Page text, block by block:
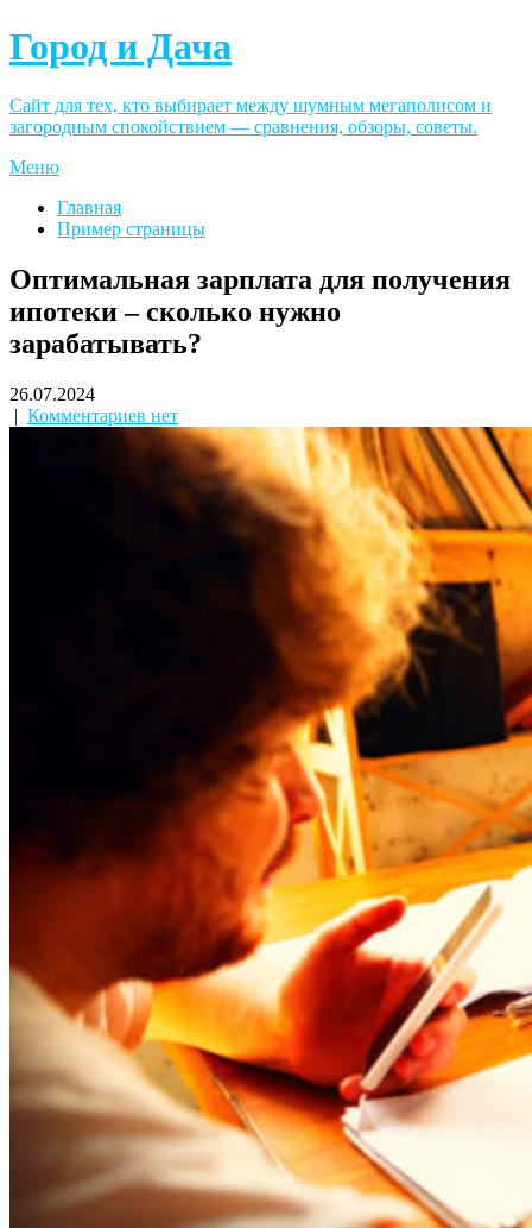
Город и Дача
Сайт для тех, кто выбирает между шумным мегаполисом и
загородным спокойствием — сравнения, обзоры, советы.
Меню
Главная
Пример страницы
Оптимальная зарплата для получения
ипотеки – сколько нужно
зарабатывать?
26.07.2024
| Комментариев нет